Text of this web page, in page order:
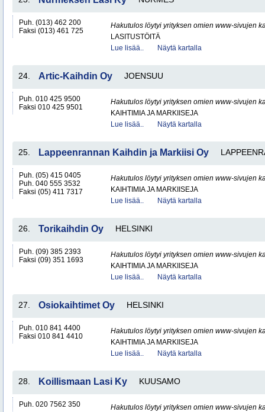
Puh. (013) 462 200
Faksi (013) 461 725
Hakutulos löytyi yrityksen omien www-sivujen
LASITUSTÖITÄ
Lue lisää..
Näytä kartalla
24. Artic-Kaihdin Oy JOENSUU
Puh. 010 425 9500
Faksi 010 425 9501
Hakutulos löytyi yrityksen omien www-sivujen
KAIHTIMIA JA MARKIISEJA
Lue lisää..
Näytä kartalla
25. Lappeenrannan Kaihdin ja Markiisi Oy
Puh. (05) 415 0405
Puh. 040 555 3532
Faksi (05) 411 7317
Hakutulos löytyi yrityksen omien www-sivujen
KAIHTIMIA JA MARKIISEJA
Lue lisää..
Näytä kartalla
26. Torikaihdin Oy HELSINKI
Puh. (09) 385 2393
Faksi (09) 351 1693
Hakutulos löytyi yrityksen omien www-sivujen
KAIHTIMIA JA MARKIISEJA
Lue lisää..
Näytä kartalla
27. Osiokaihtimet Oy HELSINKI
Puh. 010 841 4400
Faksi 010 841 4410
Hakutulos löytyi yrityksen omien www-sivujen
KAIHTIMIA JA MARKIISEJA
Lue lisää..
Näytä kartalla
28. Koillismaan Lasi Ky KUUSAMO
Puh. 020 7562 350
Hakutulos löytyi yrityksen omien www-sivujen